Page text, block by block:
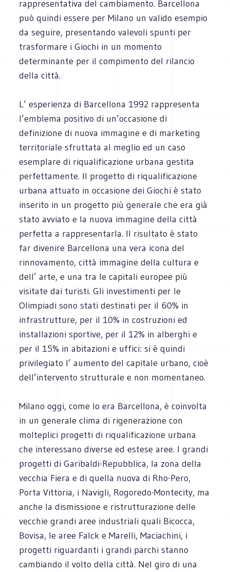
rappresentativa del cambiamento. Barcellona
può quindi essere per Milano un valido esempio
da seguire, presentando valevoli spunti per
trasformare i Giochi in un momento
determinante per il compimento del rilancio
della città.
L’ esperienza di Barcellona 1992 rappresenta
l’emblema positivo di un’occasione di
definizione di nuova immagine e di marketing
territoriale sfruttata al meglio ed un caso
esemplare di riqualificazione urbana gestita
perfettamente. Il progetto di riqualificazione
urbana attuato in occasione dei Giochi è stato
inserito in un progetto più generale che era già
stato avviato e la nuova immagine della città
perfetta a rappresentarla. Il risultato è stato
far divenire Barcellona una vera icona del
rinnovamento, città immagine della cultura e
dell’ arte, e una tra le capitali europee più
visitate dai turisti. Gli investimenti per le
Olimpiadi sono stati destinati per il 60% in
infrastrutture, per il 10% in costruzioni ed
installazioni sportive, per il 12% in alberghi e
per il 15% in abitazioni e uffici: si è quindi
privilegiato l’ aumento del capitale urbano, cioè
dell’intervento strutturale e non momentaneo.
Milano oggi, come lo era Barcellona, è coinvolta
in un generale clima di rigenerazione con
molteplici progetti di riqualificazione urbana
che interessano diverse ed estese aree. I grandi
progetti di Garibaldi-Repubblica, la zona della
vecchia Fiera e di quella nuova di Rho-Pero,
Porta Vittoria, i Navigli, Rogoredo-Montecity, ma
anche la dismissione e ristrutturazione delle
vecchie grandi aree industriali quali Bicocca,
Bovisa, le aree Falck e Marelli, Maciachini, i
progetti riguardanti i grandi parchi stanno
cambiando il volto della città. Nel giro di una